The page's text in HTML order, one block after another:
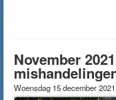
November
Woensdag 15 december 2021